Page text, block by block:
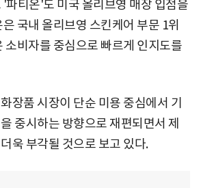
파티온'도 미국 올리브영 매장 입점을
국내 올리브영 스킨케어 부문 1위
소비자를 중심으로 빠르게 인지도를
장품 시장이 단순 미용 중심에서 기
중시하는 방향으로 재편되면서 제
욱 부각될 것으로 보고 있다.